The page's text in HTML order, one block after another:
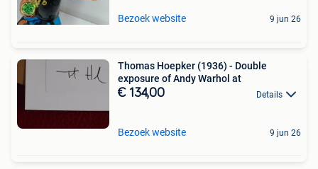
Bezoek website 9 jun 26
Thomas Hoepker (1936) - Double
exposure of Andy Warhol at
€ 134,00 Details
Bezoek website 9 jun 26